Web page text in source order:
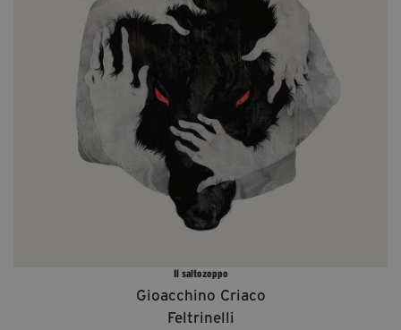
Fondazione Trame
Civico Trame
#Trameascuola
Mostra 3D - Visioni Civiche
Il saltozoppo
Gioacchino Criaco
Feltrinelli